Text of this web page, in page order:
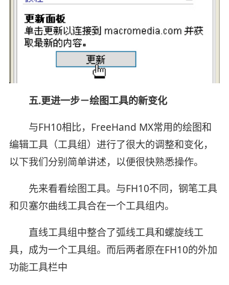
五.更进一步－绘图工具的新变化
与FH10相比，FreeHand MX常用的绘图和
编辑工具（工具组）进行了很大的调整和变化，
以下我们分别简单讲述，以便很快熟悉操作。
先来看看绘图工具。与FH10不同，钢笔工具
和贝塞尔曲线工具合在一个工具组内。
直线工具组中整合了弧线工具和螺旋线工
具，成为一个工具组。而后两者原在FH10的外加
功能工具栏中